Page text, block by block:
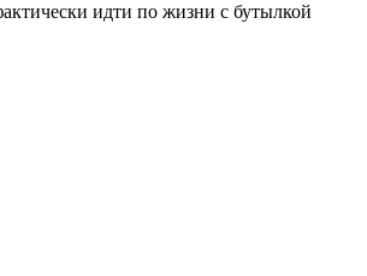
идти по жизни с бутылкой